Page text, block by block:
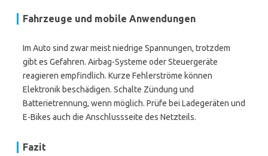
Fahrzeuge und mobile Anwendungen
Im Auto sind zwar meist niedrige Spannungen, trotzdem
gibt es Gefahren. Airbag-Systeme oder Steuergeräte
reagieren empfindlich. Kurze Fehlerströme können
Elektronik beschädigen. Schalte Zündung und
Batterietrennung, wenn möglich. Prüfe bei Ladegeräten und
E-Bikes auch die Anschlussseite des Netzteils.
Fazit